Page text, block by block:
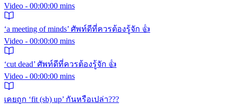
Video - 00:00:00 mins
‘a meeting of minds’ ศัพท์ดีที่ควรต้องรู้จัก 👍
Video - 00:00:00 mins
‘cut dead’ ศัพท์ดีที่ควรต้องรู้จัก 👍
Video - 00:00:00 mins
เคยถูก ‘fit (sb) up’ กันหรือเปล่า???